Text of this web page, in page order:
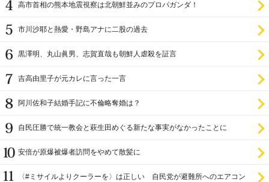
高市首相の熊本地震視察は北朝鮮並みのプロパガンダ！
市川沙耶と熱愛・野島アナに二股の過去
黒澤明、丸山眞男、志賀直哉も朝鮮人虐殺を証言
吉高由里子が元カレに言った一言
阿川佐和子結婚手記に不倫略奪婚は？
自民圧勝で統一教会と萩生田めぐる新たな事実がなかったことに
安倍が原爆被爆者訪問をやめて散髪に
〈#ミサイルよりクーラーを〉は正しい 自民党が避難所へのエアコン